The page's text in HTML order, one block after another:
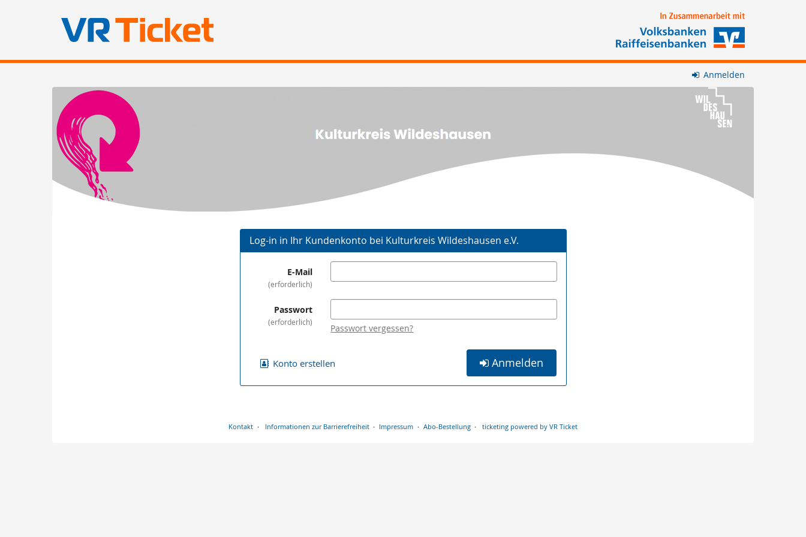
Anmelden
Kulturkreis
Wildeshausen
e.V.
Log-in in Ihr Kundenkonto bei Kulturkreis Wildeshausen e.V.
E-Mail
erforderlich
Passwort
erforderlich
Passwort vergessen?
Konto erstellen Anmelden
Kontakt Informationen zur Barrierefreiheit Impressum Abo-Bestellung ticketing powered by VR Ticket